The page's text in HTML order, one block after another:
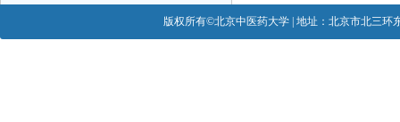
版权所有©北京中医药大学 | 地址：北京市